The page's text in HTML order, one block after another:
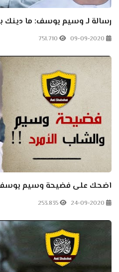
رسالة لـ وسيم يوسف: ما دينك
09-09-2020
751.710
اضحك على فضيحة وسيم يوسف
24-09-2020
253.835